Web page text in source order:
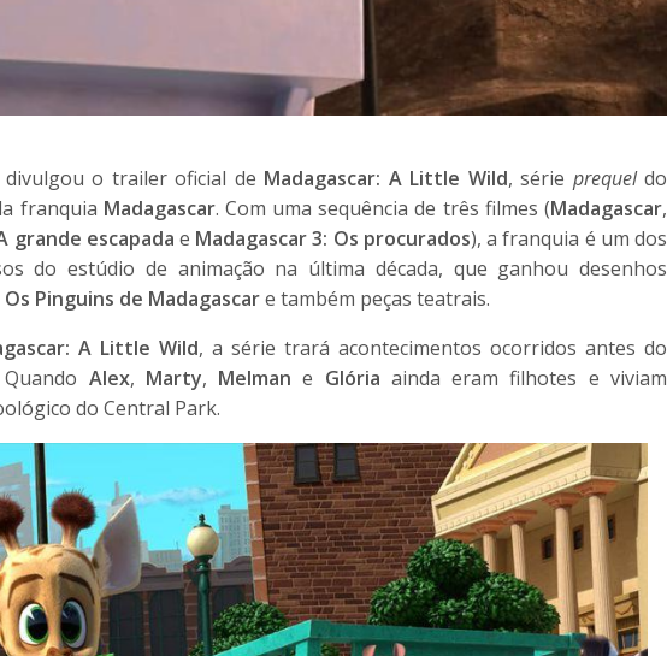
divulgou o trailer oficial de Madagascar: A Little Wild, série prequeldo
franquia Madagascar. Com uma sequência de três filmes (Madagascar,
grande escapada e Madagascar 3: Os procurados), a franquia é um dos
do estúdio de animação na última década, que ganhou desenhos
Os Pinguins de Madagascare também peças teatrais.
A Little Wild, a série trará acontecimentos ocorridos antes do
Alex, Marty, Melman e Glória ainda eram filhotes e viviam
do Central Park.